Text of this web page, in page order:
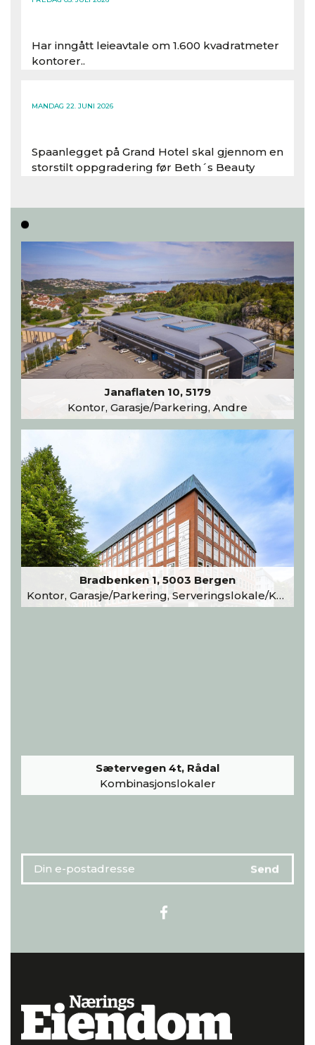
Har inngått leieavtale om 1.600 kvadratmeter
kontorer..
MANDAG 22. JUNI 2026
Spaanlegget på Grand Hotel skal gjennom en
storstilt oppgradering før Beth´s Beauty
Les hele artikkelen
Janaflaten 10, 5179
Kontor, Garasje/Parkering, Andre
Bradbenken 1, 5003 Bergen
Kontor, Garasje/Parkering, Serveringslokale/Kantine, Undervisning/Arrangement
Sætervegen 4t, Rådal
Kombinasjonslokaler